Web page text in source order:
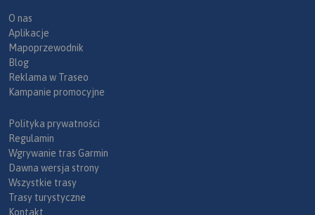
O nas
Aplikacje
Mapoprzewodnik
Blog
Reklama w Traseo
Kampanie promocyjne
Polityka prywatności
Regulamin
Wgrywanie tras Garmin
Dawna wersja strony
Wszystkie trasy
Trasy turystyczne
Kontakt